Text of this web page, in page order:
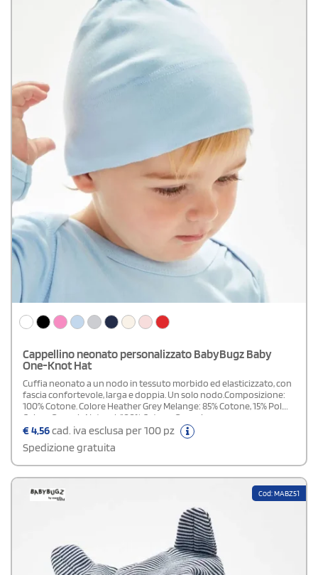
Cappellino neonato personalizzato BabyBugz Baby
One-Knot Hat
Cuffia neonato a un nodo in tessuto morbido ed elasticizzato, con
fascia confortevole, larga e doppia. Un solo nodo.Composizione:
100% Cotone. Colore Heather Grey Melange: 85% Cotone, 15% Pol.
Colore Organic Natural: 100% Cotone Organico.
€4,56cad. iva esclusa per 100 pz
Spedizione gratuita
Cod: MABZ51